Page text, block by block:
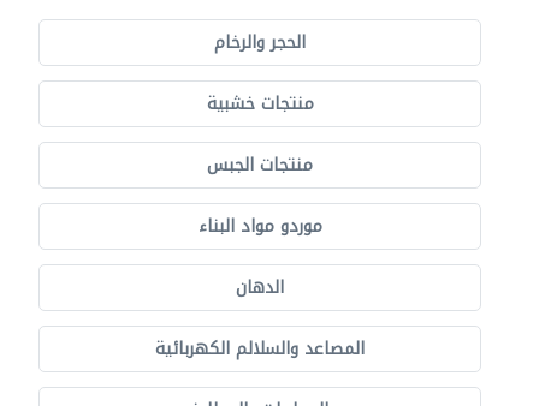
الحجر والرخام
منتجات خشبية
منتجات الجبس
موردو مواد البناء
الدهان
المصاعد والسلالم الكهربائية